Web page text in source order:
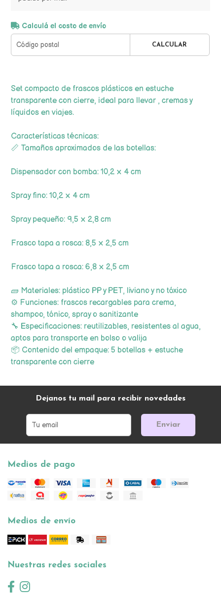
Calculá el costo de envío
CALCULAR
Set compacto de frascos plásticos en estuche
transparente con cierre, ideal para llevar , cremas y
líquidos en viajes.
Características técnicas:
📏 Tamaños aproximados de las botellas:
Dispensador con bomba: 10,2 × 4 cm
Spray fino: 10,2 × 4 cm
Spray pequeño: 9,5 × 2,8 cm
Frasco tapa a rosca: 8,5 × 2,5 cm
Frasco tapa a rosca: 6,8 × 2,5 cm
🧱 Materiales: plástico PP y PET, liviano y no tóxico
⚙️ Funciones: frascos recargables para crema,
shampoo, tónico, spray o sanitizante
🔧 Especificaciones: reutilizables, resistentes al agua,
aptos para transporte en bolso o valija
📦 Contenido del empaque: 5 botellas + estuche
transparente con cierre
Dejanos tu mail para recibir novedades
Enviar
Medios de pago
Medios de envío
Nuestras redes sociales